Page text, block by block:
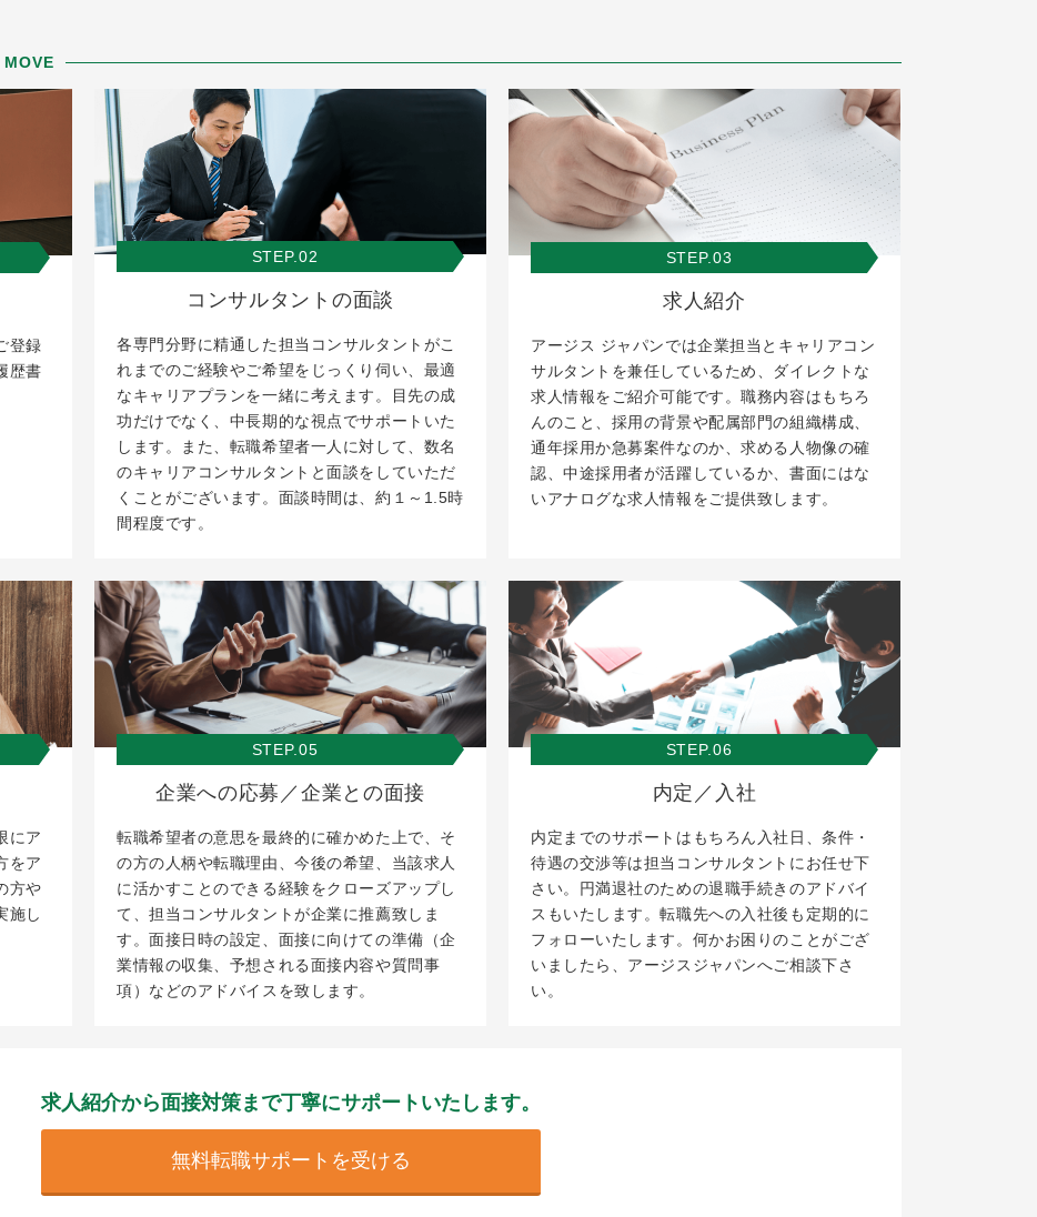
登録
歴書
STEP.02
コンサルタントの面談
各専門分野に精通した担当コンサルタントがこ
れまでのご経験やご希望をじっくり伺い、最適
なキャリアプランを一緒に考えます。目先の成
功だけでなく、中長期的な視点でサポートいた
します。また、転職希望者一人に対して、数名
のキャリアコンサルタントと面談をしていただ
くことがございます。面談時間は、約１～1.5時
間程度です。
STEP.03
求人紹介
アージス ジャパンでは企業担当とキャリアコン
サルタントを兼任しているため、ダイレクトな
求人情報をご紹介可能です。職務内容はもちろ
んのこと、採用の背景や配属部門の組織構成、
通年採用か急募案件なのか、求める人物像の確
認、中途採用者が活躍しているか、書面にはな
いアナログな求人情報をご提供致します。
にア
をア
方や
施し
STEP.05
企業への応募／企業との面接
転職希望者の意思を最終的に確かめた上で、そ
の方の人柄や転職理由、今後の希望、当該求人
に活かすことのできる経験をクローズアップし
て、担当コンサルタントが企業に推薦致しま
す。面接日時の設定、面接に向けての準備（企
業情報の収集、予想される面接内容や質問事
項）などのアドバイスを致します。
STEP.06
内定／入社
内定までのサポートはもちろん入社日、条件・
待遇の交渉等は担当コンサルタントにお任せ下
さい。円満退社のための退職手続きのアドバイ
スもいたします。転職先への入社後も定期的に
フォローいたします。何かお困りのことがござ
いましたら、アージスジャパンへご相談下さ
い。
求人紹介から面接対策まで丁寧にサポートいたします。
無料転職サポートを受ける